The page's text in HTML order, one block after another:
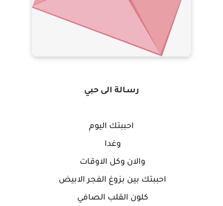
رسـالة الى حبي
احببتك اليوم
وغدا
والان وكل الاوقات
احببتك بين بزوغ الفجر الابيض
كلون القلب الصافي